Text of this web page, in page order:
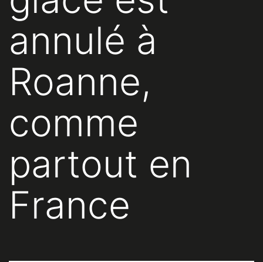
annulé à
Roanne,
comme
partout en
France